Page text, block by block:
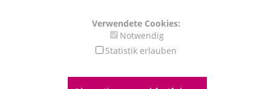
Verwendete Cookies:
Notwendig
Statistik erlauben